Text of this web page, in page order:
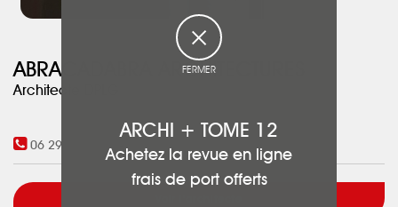
ABRACADABRA ARCHITECTURES
Architecte DPLG
06 29 15 63 46 -06 01 31 85 86
FERMER
ARCHI + TOME 12
Achetez la revue en ligne
frais de port offerts